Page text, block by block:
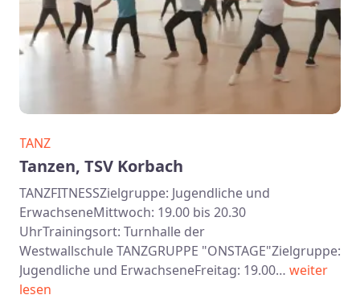
TANZ
Tanzen, TSV Korbach
TANZFITNESSZielgruppe: Jugendliche und
ErwachseneMittwoch: 19.00 bis 20.30
UhrTrainingsort: Turnhalle der
Westwallschule TANZGRUPPE "ONSTAGE"Zielgruppe:
Jugendliche und ErwachseneFreitag: 19.00… weiter
lesen